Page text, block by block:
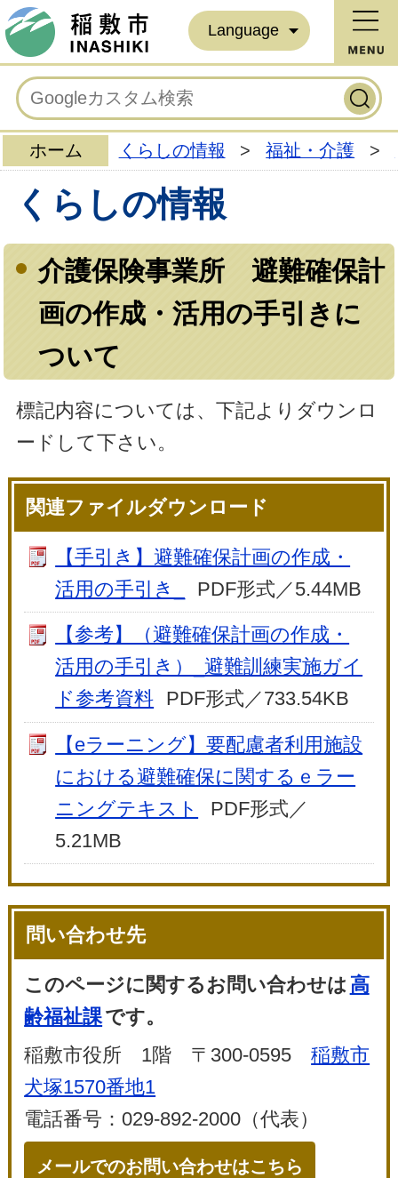
Language
ホーム くらしの情報 > 福祉・介護 >
くらしの情報
介護保険事業所 避難確保計
画の作成・活用の手引きに
ついて
標記内容については、下記よりダウンロ
ードして下さい。
関連ファイルダウンロード
【手引き】避難確保計画の作成・
活用の手引き_
PDF形式／5.44MB
【参考】（避難確保計画の作成・
活用の手引き）_避難訓練実施ガイ
ド参考資料 PDF形式／733.54KB
【eラーニング】要配慮者利用施設
における避難確保に関するｅラー
ニングテキスト
PDF形式／
5.21MB
問い合わせ先
このページに関するお問い合わせは 高
齢福祉課です。
稲敷市役所 1階 〒300-0595稲敷市
犬塚1570番地1
電話番号：029-892-2000（代表）
メールでのお問い合わせはこちら